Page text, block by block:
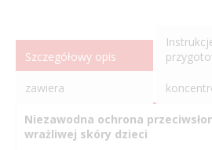
Szczegółowy opis
zawiera
Niezawodna ochrona
wrażliwej skóry dzieci